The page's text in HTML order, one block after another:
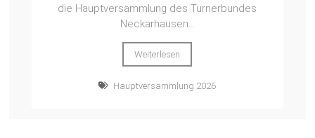
die Hauptversammlung des Turnerbundes
Neckarhausen...
Weiterlesen
Hauptversammlung 2026